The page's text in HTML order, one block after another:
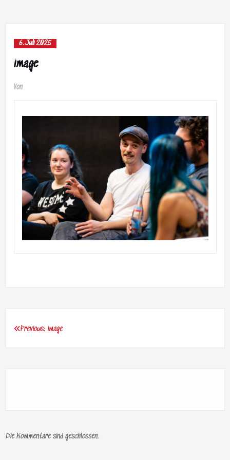
6. Juli 2025
image
Von
Beitragsnavigation
Previous: image
Die Kommentare sind geschlossen.